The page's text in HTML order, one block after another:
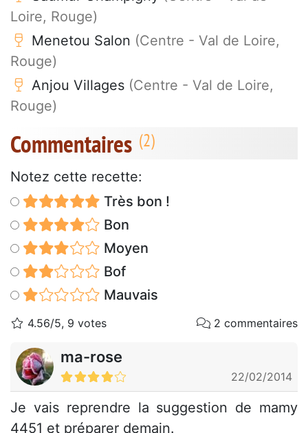
Loire, Rouge)
Menetou Salon (Centre - Val de Loire,
Rouge)
Anjou Villages (Centre - Val de Loire,
Rouge)
Commentaires
Notez cette recette:
Très bon !
Bon
Moyen
Bof
Mauvais
4.56/5, 9 votes 2 commentaires
ma-rose
22/02/2014
Je vais reprendre la suggestion de mamy
4451 et préparer demain.